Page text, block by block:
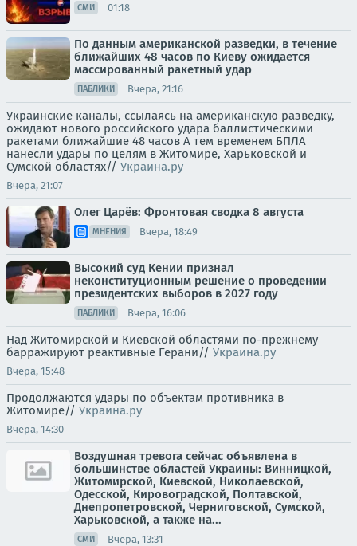
СМИ 01:18
По данным американской разведки, в течение
ближайших 48 часов по Киеву ожидается
массированный ракетный удар
ПАБЛИКИ Вчера, 21:16
Украинские каналы, ссылаясь на американскую разведку,
ожидают нового российского удара баллистическими
ракетами ближайшие 48 часов А тем временем БПЛА
нанесли удары по целям в Житомире, Харьковской и
Сумской областях// Украина.ру
Вчера, 21:07
Олег Царёв: Фронтовая сводка 8 августа
МНЕНИЯ Вчера, 18:49
Высокий суд Кении признал
неконституционным решение о проведении
президентских выборов в 2027 году
ПАБЛИКИ Вчера, 16:06
Над Житомирской и Киевской областями по-прежнему
барражируют реактивные Герани// Украина.ру
Вчера, 15:48
Продолжаются удары по объектам противника в
Житомире// Украина.ру
Вчера, 14:30
Воздушная тревога сейчас объявлена в
большинстве областей Украины: Винницкой,
Житомирской, Киевской, Николаевской,
Одесской, Кировоградской, Полтавской,
Днепропетровской, Черниговской, Сумской,
Харьковской, а также на...
СМИ Вчера, 13:31